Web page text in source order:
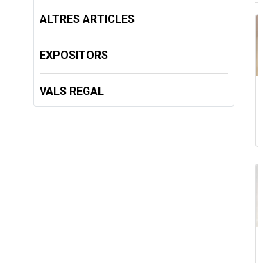
ALTRES ARTICLES
EXPOSITORS
VALS REGAL